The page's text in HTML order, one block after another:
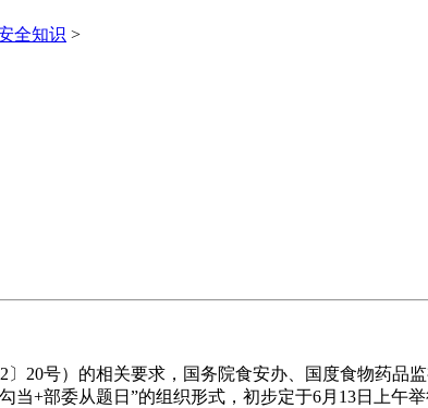
全知识 >
号）的相关要求，国务院食安办、国度食物药品监
当+部委从题日”的组织形式，初步定于6月13日上午